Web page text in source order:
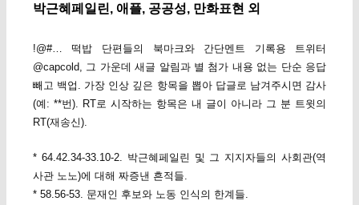
박근혜페일린, 애플, 공공성, 만화표현 외
!@#… 떡밥 단편들의 북마크와 간단멘트 기록용 트위터
@capcold, 그 가운데 새글 알림과 별 첨가 내용 없는 단순 응답
빼고 백업. 가장 인상 깊은 항목을 뽑아 답글로 남겨주시면 감사
(예: **번). RT로 시작하는 항목은 내 글이 아니라 그 분 트윗의
RT(재송신).
* 64.42.34-33.10-2. 박근혜페일린 및 그 지지자들의 사회관(역
사관 노노)에 대해 짜증낸 흔적들.
* 58.56-53. 문재인 후보와 노동 인식의 한계들.